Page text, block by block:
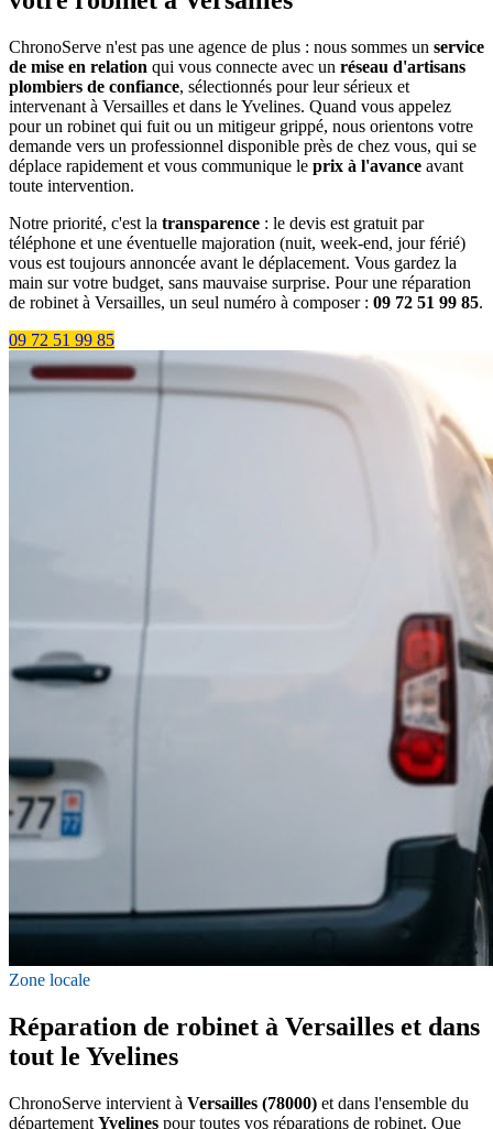
ChronoServe n'est pas une agence de plus : nous sommes un service
de mise en relation qui vous connecte avec un réseau d'artisans
plombiers de confiance, sélectionnés pour leur sérieux et
intervenant à Versailles et dans le Yvelines. Quand vous appelez
pour un robinet qui fuit ou un mitigeur grippé, nous orientons votre
demande vers un professionnel disponible près de chez vous, qui se
déplace rapidement et vous communique le prix à l'avance avant
toute intervention.
Notre priorité, c'est la transparence : le devis est gratuit par
téléphone et une éventuelle majoration (nuit, week-end, jour férié)
vous est toujours annoncée avant le déplacement. Vous gardez la
main sur votre budget, sans mauvaise surprise. Pour une réparation
de robinet à Versailles, un seul numéro à composer : 09 72 51 99 85.
09 72 51 99 85
Zone locale
Réparation de robinet à Versailles et dans
tout le Yvelines
ChronoServe intervient à Versailles (78000) et dans l'ensemble du
département Yvelines pour toutes vos réparations de robinet. Que